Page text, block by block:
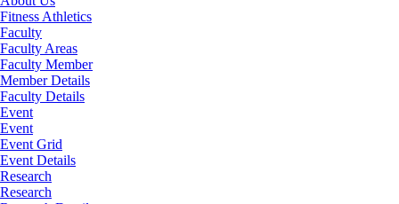
Fitness Athletics
Faculty
Faculty Areas
Faculty Member
Member Details
Faculty Details
Event
Event
Event Grid
Event Details
Research
Research
ผู้สนใจสมัครเรียน
บริการนักศึกษา
คณาจารย์และบุคลากร
บุคคลทั่วไป
ภาษาไทย